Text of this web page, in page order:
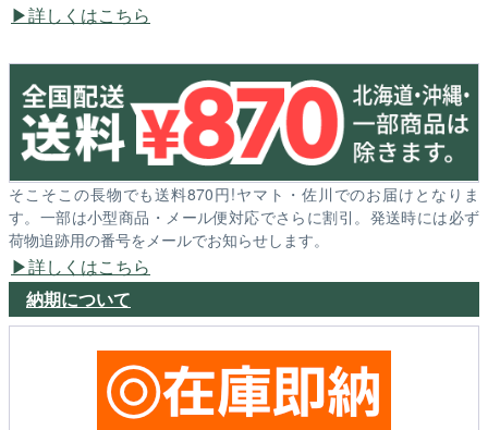
詳しくはこちら
そこそこの長物でも送料870円!ヤマト・佐川でのお届けとなりま
す。一部は小型商品・メール便対応でさらに割引。発送時には必ず
荷物追跡用の番号をメールでお知らせします。
詳しくはこちら
納期について